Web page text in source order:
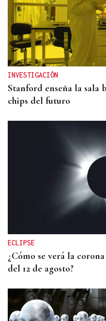
INVESTIGACIÓN
Stanford enseña la sala
chips del futuro
ECLIPSE
¿Cómo se verá la
del 12 de agosto?